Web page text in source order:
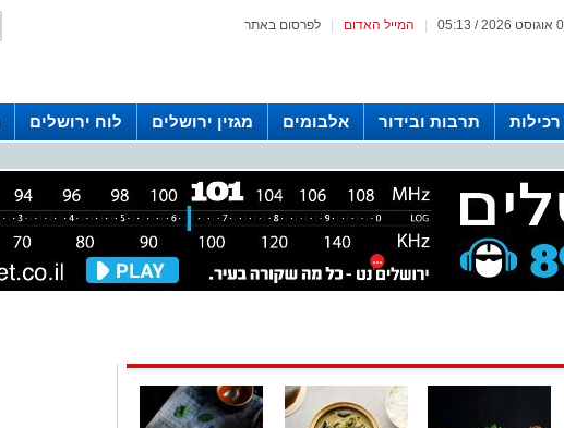
לפרסום באתר המייל האדום / 05:13
רכילות תרבות ובידור אלבומים מגזין ירושלים לוח ירושלים